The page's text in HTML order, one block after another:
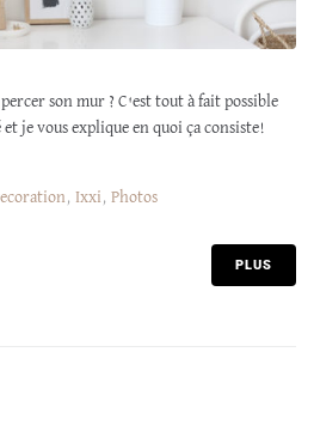
son mur ? C'est tout à fait possible
je vous explique en quoi ça consiste!
, Ixxi , Photos
PLUS